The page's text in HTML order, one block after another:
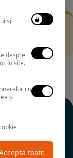
și
despre
în site.
cu
și
Accepta toate